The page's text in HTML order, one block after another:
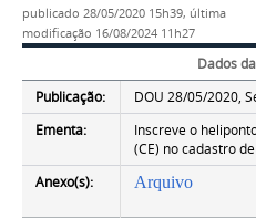
publicado 28/05/2020 15h39, última
modificação 16/08/2024 11h27
Dados
Publicação:
DOU 28/05/2020,
Ementa:
Inscreve o
(CE) no cadastro
Anexo(s):
Arquivo